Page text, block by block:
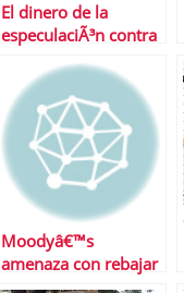
El dinero de la
especulaciÃ³n contra
conservar Central
Park
Moodyâ€™s
amenaza con rebajar
el rating a EEUU un